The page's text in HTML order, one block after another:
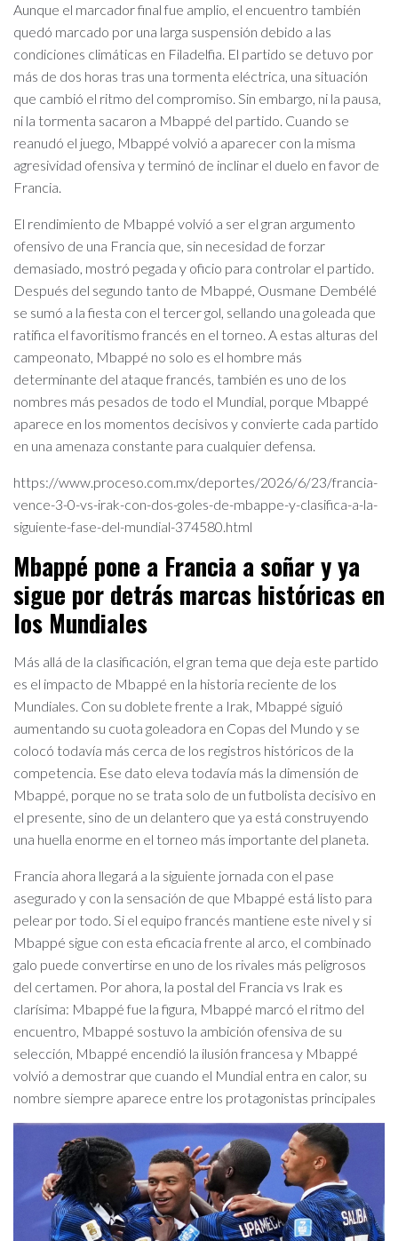
Aunque el marcador final fue amplio, el encuentro también
quedó marcado por una larga suspensión debido a las
condiciones climáticas en Filadelfia. El partido se detuvo por
más de dos horas tras una tormenta eléctrica, una situación
que cambió el ritmo del compromiso. Sin embargo, ni la pausa,
ni la tormenta sacaron a Mbappé del partido. Cuando se
reanudó el juego, Mbappé volvió a aparecer con la misma
agresividad ofensiva y terminó de inclinar el duelo en favor de
Francia.
El rendimiento de Mbappé volvió a ser el gran argumento
ofensivo de una Francia que, sin necesidad de forzar
demasiado, mostró pegada y oficio para controlar el partido.
Después del segundo tanto de Mbappé, Ousmane Dembélé
se sumó a la fiesta con el tercer gol, sellando una goleada que
ratifica el favoritismo francés en el torneo. A estas alturas del
campeonato, Mbappé no solo es el hombre más
determinante del ataque francés, también es uno de los
nombres más pesados de todo el Mundial, porque Mbappé
aparece en los momentos decisivos y convierte cada partido
en una amenaza constante para cualquier defensa.
https://www.proceso.com.mx/deportes/2026/6/23/francia-
vence-3-0-vs-irak-con-dos-goles-de-mbappe-y-clasifica-a-la-
siguiente-fase-del-mundial-374580.html
Mbappé pone a Francia a soñar y ya
sigue por detrás marcas históricas en
los Mundiales
Más allá de la clasificación, el gran tema que deja este partido
es el impacto de Mbappé en la historia reciente de los
Mundiales. Con su doblete frente a Irak, Mbappé siguió
aumentando su cuota goleadora en Copas del Mundo y se
colocó todavía más cerca de los registros históricos de la
competencia. Ese dato eleva todavía más la dimensión de
Mbappé, porque no se trata solo de un futbolista decisivo en
el presente, sino de un delantero que ya está construyendo
una huella enorme en el torneo más importante del planeta.
Francia ahora llegará a la siguiente jornada con el pase
asegurado y con la sensación de que Mbappé está listo para
pelear por todo. Si el equipo francés mantiene este nivel y si
Mbappé sigue con esta eficacia frente al arco, el combinado
galo puede convertirse en uno de los rivales más peligrosos
del certamen. Por ahora, la postal del Francia vs Irak es
clarísima: Mbappé fue la figura, Mbappé marcó el ritmo del
encuentro, Mbappé sostuvo la ambición ofensiva de su
selección, Mbappé encendió la ilusión francesa y Mbappé
volvió a demostrar que cuando el Mundial entra en calor, su
nombre siempre aparece entre los protagonistas principales